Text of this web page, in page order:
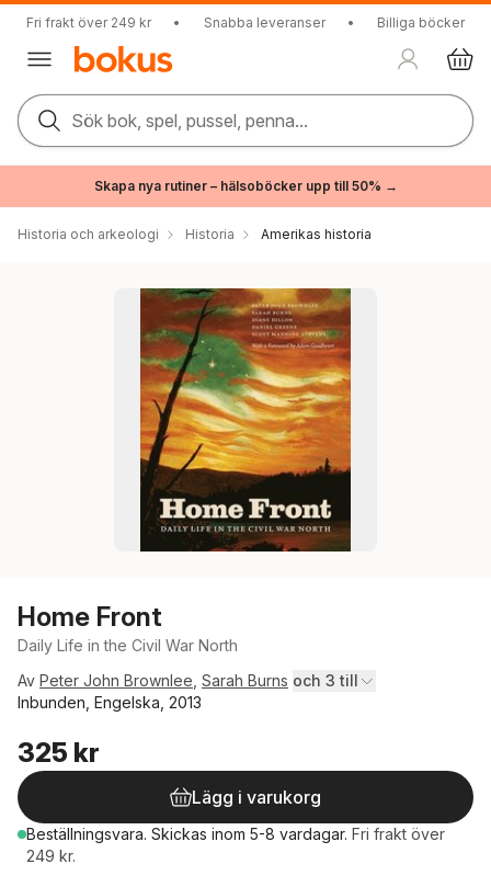
Fri frakt över 249 kr • Snabba leveranser • Billiga böcker
Sök bok, spel, pussel, penna...
Skapa nya rutiner – hälsoböcker upp till 50% →
Historia och arkeologi Historia Amerikas historia
Home Front
Daily Life in the Civil War North
Av Peter John Brownlee Sarah Burns och 3 till
Inbunden, Engelska, 2013
325 kr
Lägg i varukorg
Beställningsvara. Skickas inom 5-8 vardagar. Fri frakt över
249 kr.